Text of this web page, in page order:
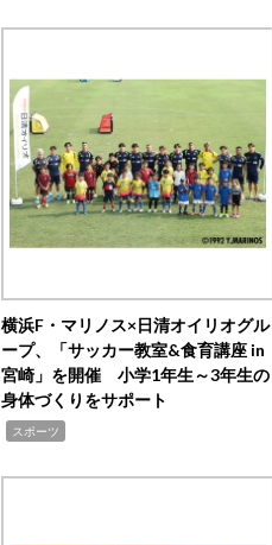
横浜F・マリノス×日清オイリオグル
ープ、「サッカー教室&食育講座 in
宮崎」を開催 小学1年生～3年生の
身体づくりをサポート
スポーツ